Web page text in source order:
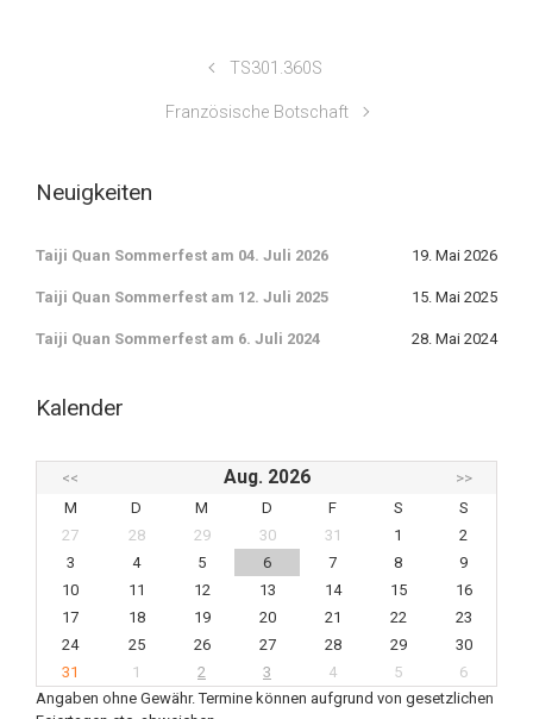
TS301.360S
Französische Botschaft
Neuigkeiten
Taiji Quan Sommerfest am 04. Juli 2026 19. Mai 2026
Taiji Quan Sommerfest am 12. Juli 2025 15. Mai 2025
Taiji Quan Sommerfest am 6. Juli 2024 28. Mai 2024
Kalender
<< Aug. 2026
>>
M
D M D F S
S
27
28 29 30 31 1
2
3
4 5 6 7 8
9
10
11 12 13 14 15
16
17
18 19 20 21 22
23
24
25 26 27 28 29
30
31
1 2 3 4 5
6
Angaben ohne Gewähr. Termine können aufgrund von gesetzlichen